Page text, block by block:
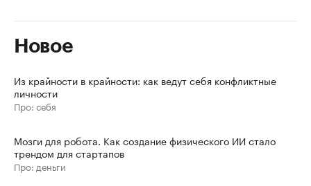
Новое
Из крайности в крайности: как ведут себя конфликтные
личности
Про: себя
Мозги для робота. Как создание физического ИИ стало
трендом для стартапов
Про: деньги